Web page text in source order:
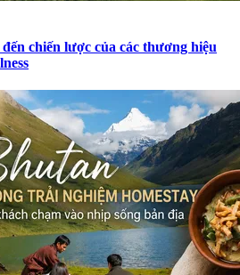
chiến lược của các thương hiệu